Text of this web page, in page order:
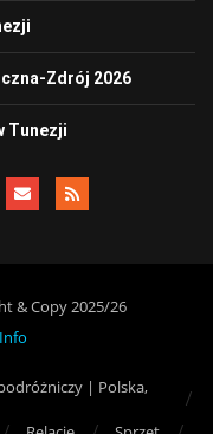
Zdrój 2026
Tunezji
& Copy 2025/26
| Polska,